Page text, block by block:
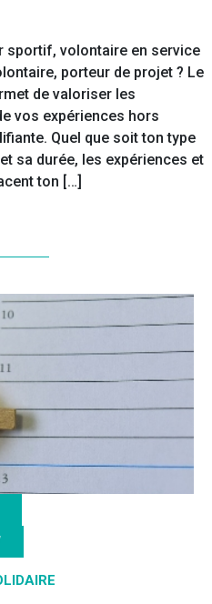
sportif, volontaire en service
porteur de projet ? Le
de valoriser les
vos expériences hors
Quel que soit ton type
sa durée, les expériences et
ton […]